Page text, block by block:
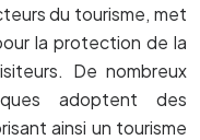
du tourisme, met
la protection de la
De nombreux
adoptent des
ainsi un tourisme